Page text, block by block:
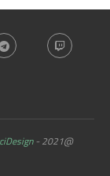
@2021 - All Right Reserved. Designed and Developed by